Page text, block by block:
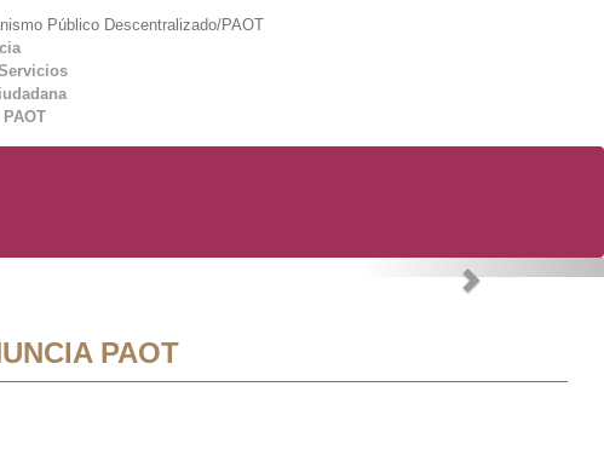
Público Descentralizado/PAOT
Next
PAOT